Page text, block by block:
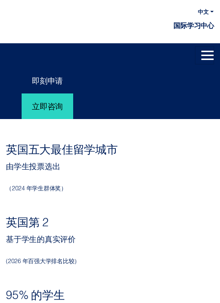
中文
国际学习中心
即刻申请
立即咨询
英国五大最佳留学城市
由学生投票选出
（2024 年学生群体奖）
英国第 2
基于学生的真实评价
(2026 年百强大学排名比较）
95% 的学生